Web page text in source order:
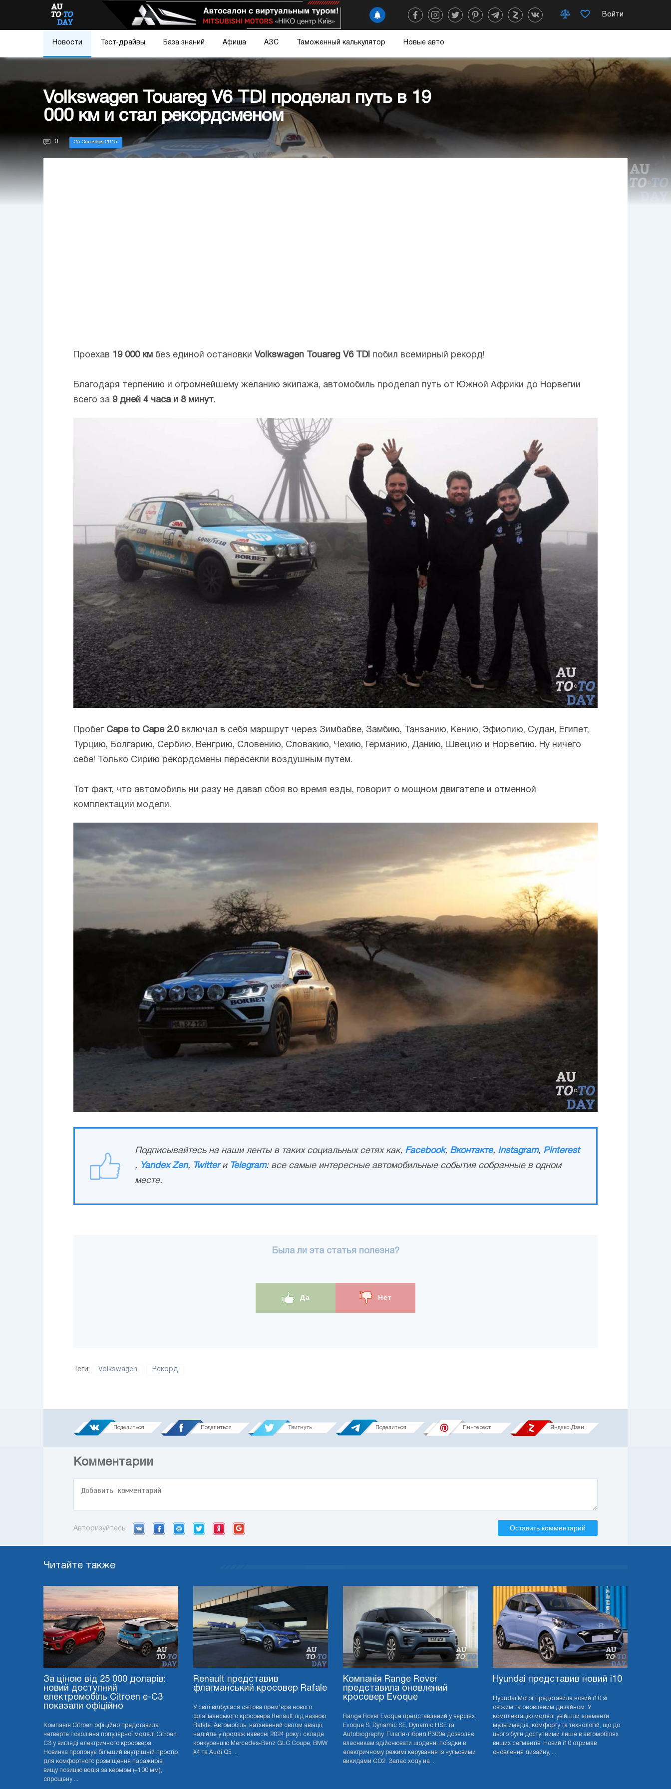
Войти
Новости Тест-драйвы База знаний Афиша АЗС Таможенный калькулятор Новые авто
Volkswagen Touareg V6 TDI проделал путь в 19
000 км и стал рекордсменом
0 25 Сентября 2015
Проехав 19 000 км без единой остановки Volkswagen Touareg V6 TDI побил всемирный рекорд!
Благодаря терпению и огромнейшему желанию экипажа, автомобиль проделал путь от Южной Африки до Норвегии
всего за 9 дней 4 часа и 8 минут.
Пробег Cape to Cape 2.0включал в себя маршрут через Зимбабве, Замбию, Танзанию, Кению, Эфиопию, Судан, Египет,
Турцию, Болгарию, Сербию, Венгрию, Словению, Словакию, Чехию, Германию, Данию, Швецию и Норвегию. Ну ничего
себе! Только Сирию рекордсмены пересекли воздушным путем.
Тот факт, что автомобиль ни разу не давал сбоя во время езды, говорит о мощном двигателе и отменной
комплектации модели.
Подписывайтесь на наши ленты в таких социальных сетях как, Facebook, Вконтакте, Instagram, Pinterest
, Yandex Zen, Twitterи Telegram: все самые интересные автомобильные события собранные в одном
месте.
Была ли эта статья полезна?
Да Нет
Теги: Volkswagen Рекорд
Поделиться Поделиться Твитнуть Поделиться Пинтерест Яндекс.Дзен
Комментарии
Авторизуйтесь Оставить комментарий
Читайте также
За ціною від 25 000 доларів:
новий доступний
електромобіль Citroen e-C3
показали офіційно
Компанія Citroen офіційно представила
четверте покоління популярної моделі Citroen
C3 у вигляді електричного кросовера.
Новинка пропонує більший внутрішній простір
для комфортного розміщення пасажирів,
вищу позицію водія за кермом (+100 мм),
спрощену ...
Renault представив
флагманський кросовер Rafale
У світі відбулася світова прем’єра нового
флагманського кросовера Renault під назвою
Rafale. Автомобіль, натхненний світом авіації,
надійде у продаж навесні 2024 року і складе
конкуренцію Mercedes-Benz GLC Coupe, BMW
X4 та Audi Q5 ...
Компанія Range Rover
представила оновлений
кросовер Evoque
Range Rover Evoque представлений у версіях:
Evoque S, Dynamic SE, Dynamic HSE та
Autobiography. Плагін-гібрид P300e дозволяє
власникам здійснювати щоденні поїздки в
електричному режимі керування із нульовими
викидами CO2. Запас ходу на ...
Hyundai представив новий i10
Hyundai Motor представила новий i10 зі
свіжим та оновленим дизайном. У
комплектацію моделі увійшли елементи
мультимедіа, комфорту та технологій, що до
цього були доступними лише в автомобілях
вищих сегментів. Новий i10 отримав
оновлення дизайну, ...